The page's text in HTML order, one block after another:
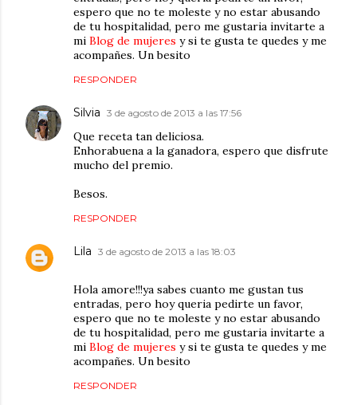
espero que no te moleste y no estar abusando
de tu hospitalidad, pero me gustaria invitarte a
mi Blog de mujeres y si te gusta te quedes y me
acompañes. Un besito
RESPONDER
Silvia 3 de agosto de 2013 a las 17:56
Que receta tan deliciosa.
Enhorabuena a la ganadora, espero que disfrute
mucho del premio.
Besos.
RESPONDER
Lila 3 de agosto de 2013 a las 18:03
Hola amore!!!ya sabes cuanto me gustan tus
entradas, pero hoy queria pedirte un favor,
espero que no te moleste y no estar abusando
de tu hospitalidad, pero me gustaria invitarte a
mi Blog de mujeres y si te gusta te quedes y me
acompañes. Un besito
RESPONDER